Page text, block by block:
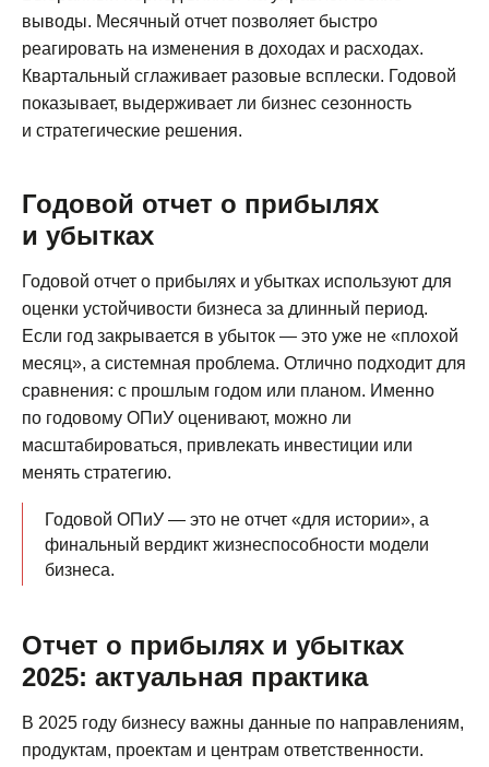
выводы. Месячный отчет позволяет быстро
реагировать на изменения в доходах и расходах.
Квартальный сглаживает разовые всплески. Годовой
показывает, выдерживает ли бизнес сезонность
и стратегические решения.
Годовой отчет о прибылях
и убытках
Годовой отчет о прибылях и убытках используют для
оценки устойчивости бизнеса за длинный период.
Если год закрывается в убыток — это уже не «плохой
месяц», а системная проблема. Отлично подходит для
сравнения: с прошлым годом или планом. Именно
по годовому ОПиУ оценивают, можно ли
масштабироваться, привлекать инвестиции или
менять стратегию.
Годовой ОПиУ — это не отчет «для истории», а
финальный вердикт жизнеспособности модели
бизнеса.
Отчет о прибылях и убытках
2025: актуальная практика
В 2025 году бизнесу важны данные по направлениям,
продуктам, проектам и центрам ответственности.